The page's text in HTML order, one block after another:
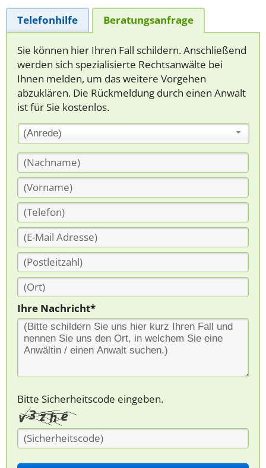
Telefonhilfe Beratungsanfrage
Sie können hier Ihren Fall schildern. Anschließend
werden sich spezialisierte Rechtsanwälte bei
Ihnen melden, um das weitere Vorgehen
abzuklären. Die Rückmeldung durch einen Anwalt
ist für Sie kostenlos.
(Anrede)
Ihre Nachricht*
Bitte Sicherheitscode eingeben.